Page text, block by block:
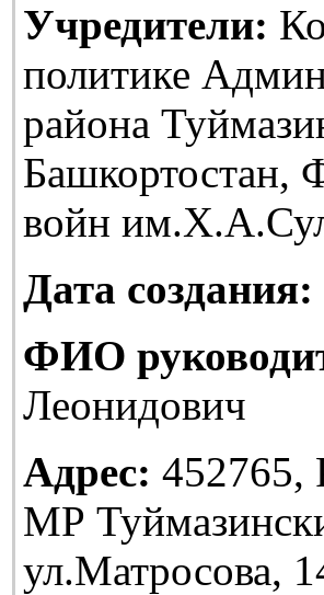
Учредители:
политике
района
Башкортостан,
войн
Дата создания:
ФИО
Леонидович
Адрес: 452765,
МР
ул.Матросова,